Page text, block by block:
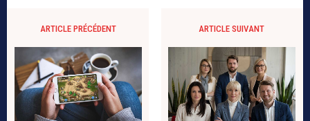
ARTICLE PRÉCÉDENT ARTICLE SUIVANT